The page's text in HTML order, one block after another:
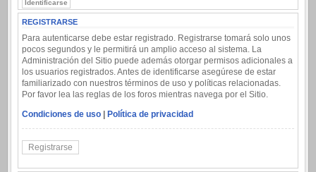
REGISTRARSE
Para autenticarse debe estar registrado. Registrarse tomará solo unos
pocos segundos y le permitirá un amplio acceso al sistema. La
Administración del Sitio puede además otorgar permisos adicionales a
los usuarios registrados. Antes de identificarse asegúrese de estar
familiarizado con nuestros términos de uso y políticas relacionadas.
Por favor lea las reglas de los foros mientras navega por el Sitio.
Condiciones de uso | Política de privacidad
Registrarse